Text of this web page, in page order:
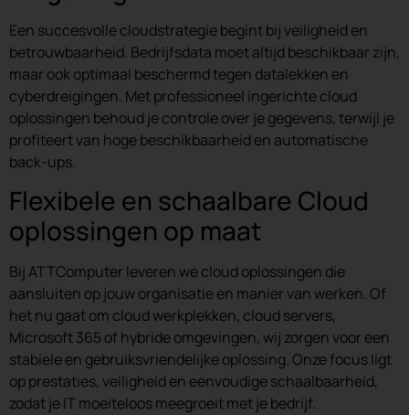
Een succesvolle cloudstrategie begint bij veiligheid en
betrouwbaarheid. Bedrijfsdata moet altijd beschikbaar zijn,
maar ook optimaal beschermd tegen datalekken en
cyberdreigingen. Met professioneel ingerichte cloud
oplossingen behoud je controle over je gegevens, terwijl je
profiteert van hoge beschikbaarheid en automatische
back-ups.
Flexibele en schaalbare Cloud
oplossingen op maat
Bij ATTComputer leveren we cloud oplossingen die
aansluiten op jouw organisatie en manier van werken. Of
het nu gaat om cloud werkplekken, cloud servers,
Microsoft 365 of hybride omgevingen, wij zorgen voor een
stabiele en gebruiksvriendelijke oplossing. Onze focus ligt
op prestaties, veiligheid en eenvoudige schaalbaarheid,
zodat je IT moeiteloos meegroeit met je bedrijf.